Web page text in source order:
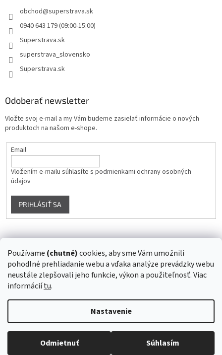
Používame (chutné)cookies, aby sme Vám umožnili
pohodlné prehliadanie webu a vďaka analýze prevádzky webu
neustále zlepšovali jeho funkcie, výkon a použiteľnosť. Viac
informáciítu.
Nastavenie
Odmietnuť Súhlasím
obchod@superstrava.sk
0940 643 179 (09:00-15:00)
Superstrava.sk
superstrava_slovensko
Superstrava.sk
Odoberať newsletter
Vložte svoj e-mail a my Vám budeme zasielať informácie o nových
produktoch na našom e-shope.
Email
Vložením e-mailu súhlasíte s podmienkami ochrany osobných
údajov
PRIHLÁSIŤ SA
Sledovať na Instagrame
Copyright 2026Superstrava.sk - staráme sa o Vaše zdravie....
Všetky práva vyhradené.
Upraviť nastavenie cookies